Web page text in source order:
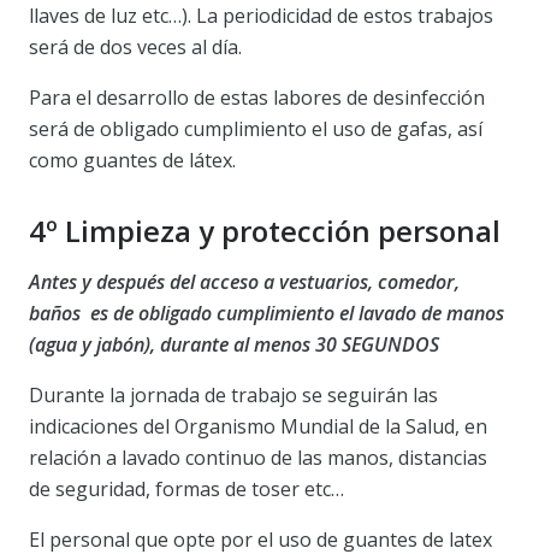
llaves de luz etc…). La periodicidad de estos trabajos
será de dos veces al día.
Para el desarrollo de estas labores de desinfección
será de obligado cumplimiento el uso de gafas, así
como guantes de látex.
4º Limpieza y protección personal
Antes y después del acceso a vestuarios, comedor,
baños es de obligado cumplimiento el lavado de manos
(agua y jabón), durante al menos 30 SEGUNDOS
Durante la jornada de trabajo se seguirán las
indicaciones del Organismo Mundial de la Salud, en
relación a lavado continuo de las manos, distancias
de seguridad, formas de toser etc…
El personal que opte por el uso de guantes de latex